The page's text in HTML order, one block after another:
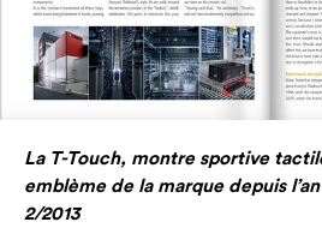
La T-Touch, montre sportive
emblème de la marque depuis
2/2013